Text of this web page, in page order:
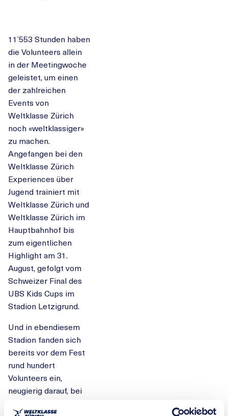
11’553 Stunden haben
die Volunteers allein
in der Meetingwoche
geleistet, um einen
der zahlreichen
Events von
Weltklasse Zürich
noch «weltklassiger»
zu machen.
Angefangen bei den
Weltklasse Zürich
Experiences über
Jugend trainiert mit
Weltklasse Zürich und
Weltklasse Zürich im
Hauptbahnhof bis
zum eigentlichen
Highlight am 31.
August, gefolgt vom
Schweizer Final des
UBS Kids Cups im
Stadion Letzigrund.
Und in ebendiesem
Stadion fanden sich
bereits vor dem Fest
rund hundert
Volunteers ein,
neugierig darauf, bei